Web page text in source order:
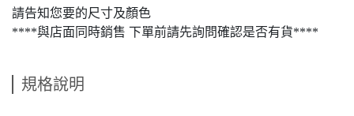
請告知您要的尺寸及顏色
****與店面同時銷售 下單前請先詢問確認是否有貨****
規格說明